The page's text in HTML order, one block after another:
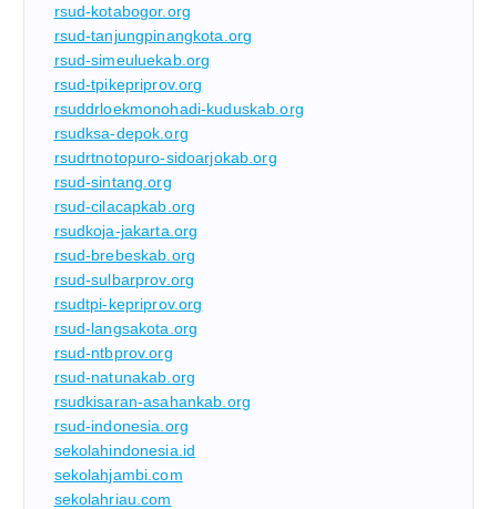
rsud-kotabogor.org
rsud-tanjungpinangkota.org
rsud-simeuluekab.org
rsud-tpikepriprov.org
rsuddrloekmonohadi-kuduskab.org
rsudksa-depok.org
rsudrtnotopuro-sidoarjokab.org
rsud-sintang.org
rsud-cilacapkab.org
rsudkoja-jakarta.org
rsud-brebeskab.org
rsud-sulbarprov.org
rsudtpi-kepriprov.org
rsud-langsakota.org
rsud-ntbprov.org
rsud-natunakab.org
rsudkisaran-asahankab.org
rsud-indonesia.org
sekolahindonesia.id
sekolahjambi.com
sekolahriau.com